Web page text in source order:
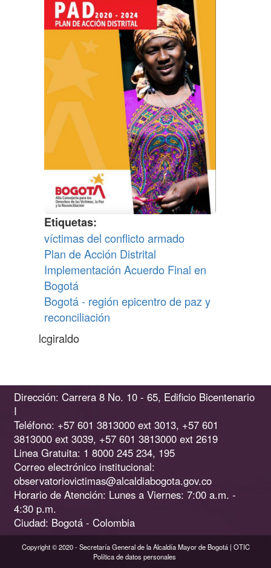
Etiquetas
víctimas del conflicto armado
Plan de Acción Distrital
Implementación Acuerdo Final en
Bogotá
Bogotá - región epicentro de paz y
reconciliación
lcgiraldo
Dirección: Carrera 8 No. 10 - 65, Edificio Bicentenario
I
Teléfono: +57 601 3813000 ext 3013, +57 601
3813000 ext 3039, +57 601 3813000 ext 2619
Linea Gratuita: 1 8000 245 234, 195
Correo electrónico institucional:
observatoriovictimas@alcaldiabogota.gov.co
Horario de Atención: Lunes a Viernes: 7:00 a.m. -
4:30 p.m.
Ciudad: Bogotá - Colombia
Copyright © 2020 - Secretaría General de la Alcaldía Mayor de Bogotá | OTIC
Política de datos personales